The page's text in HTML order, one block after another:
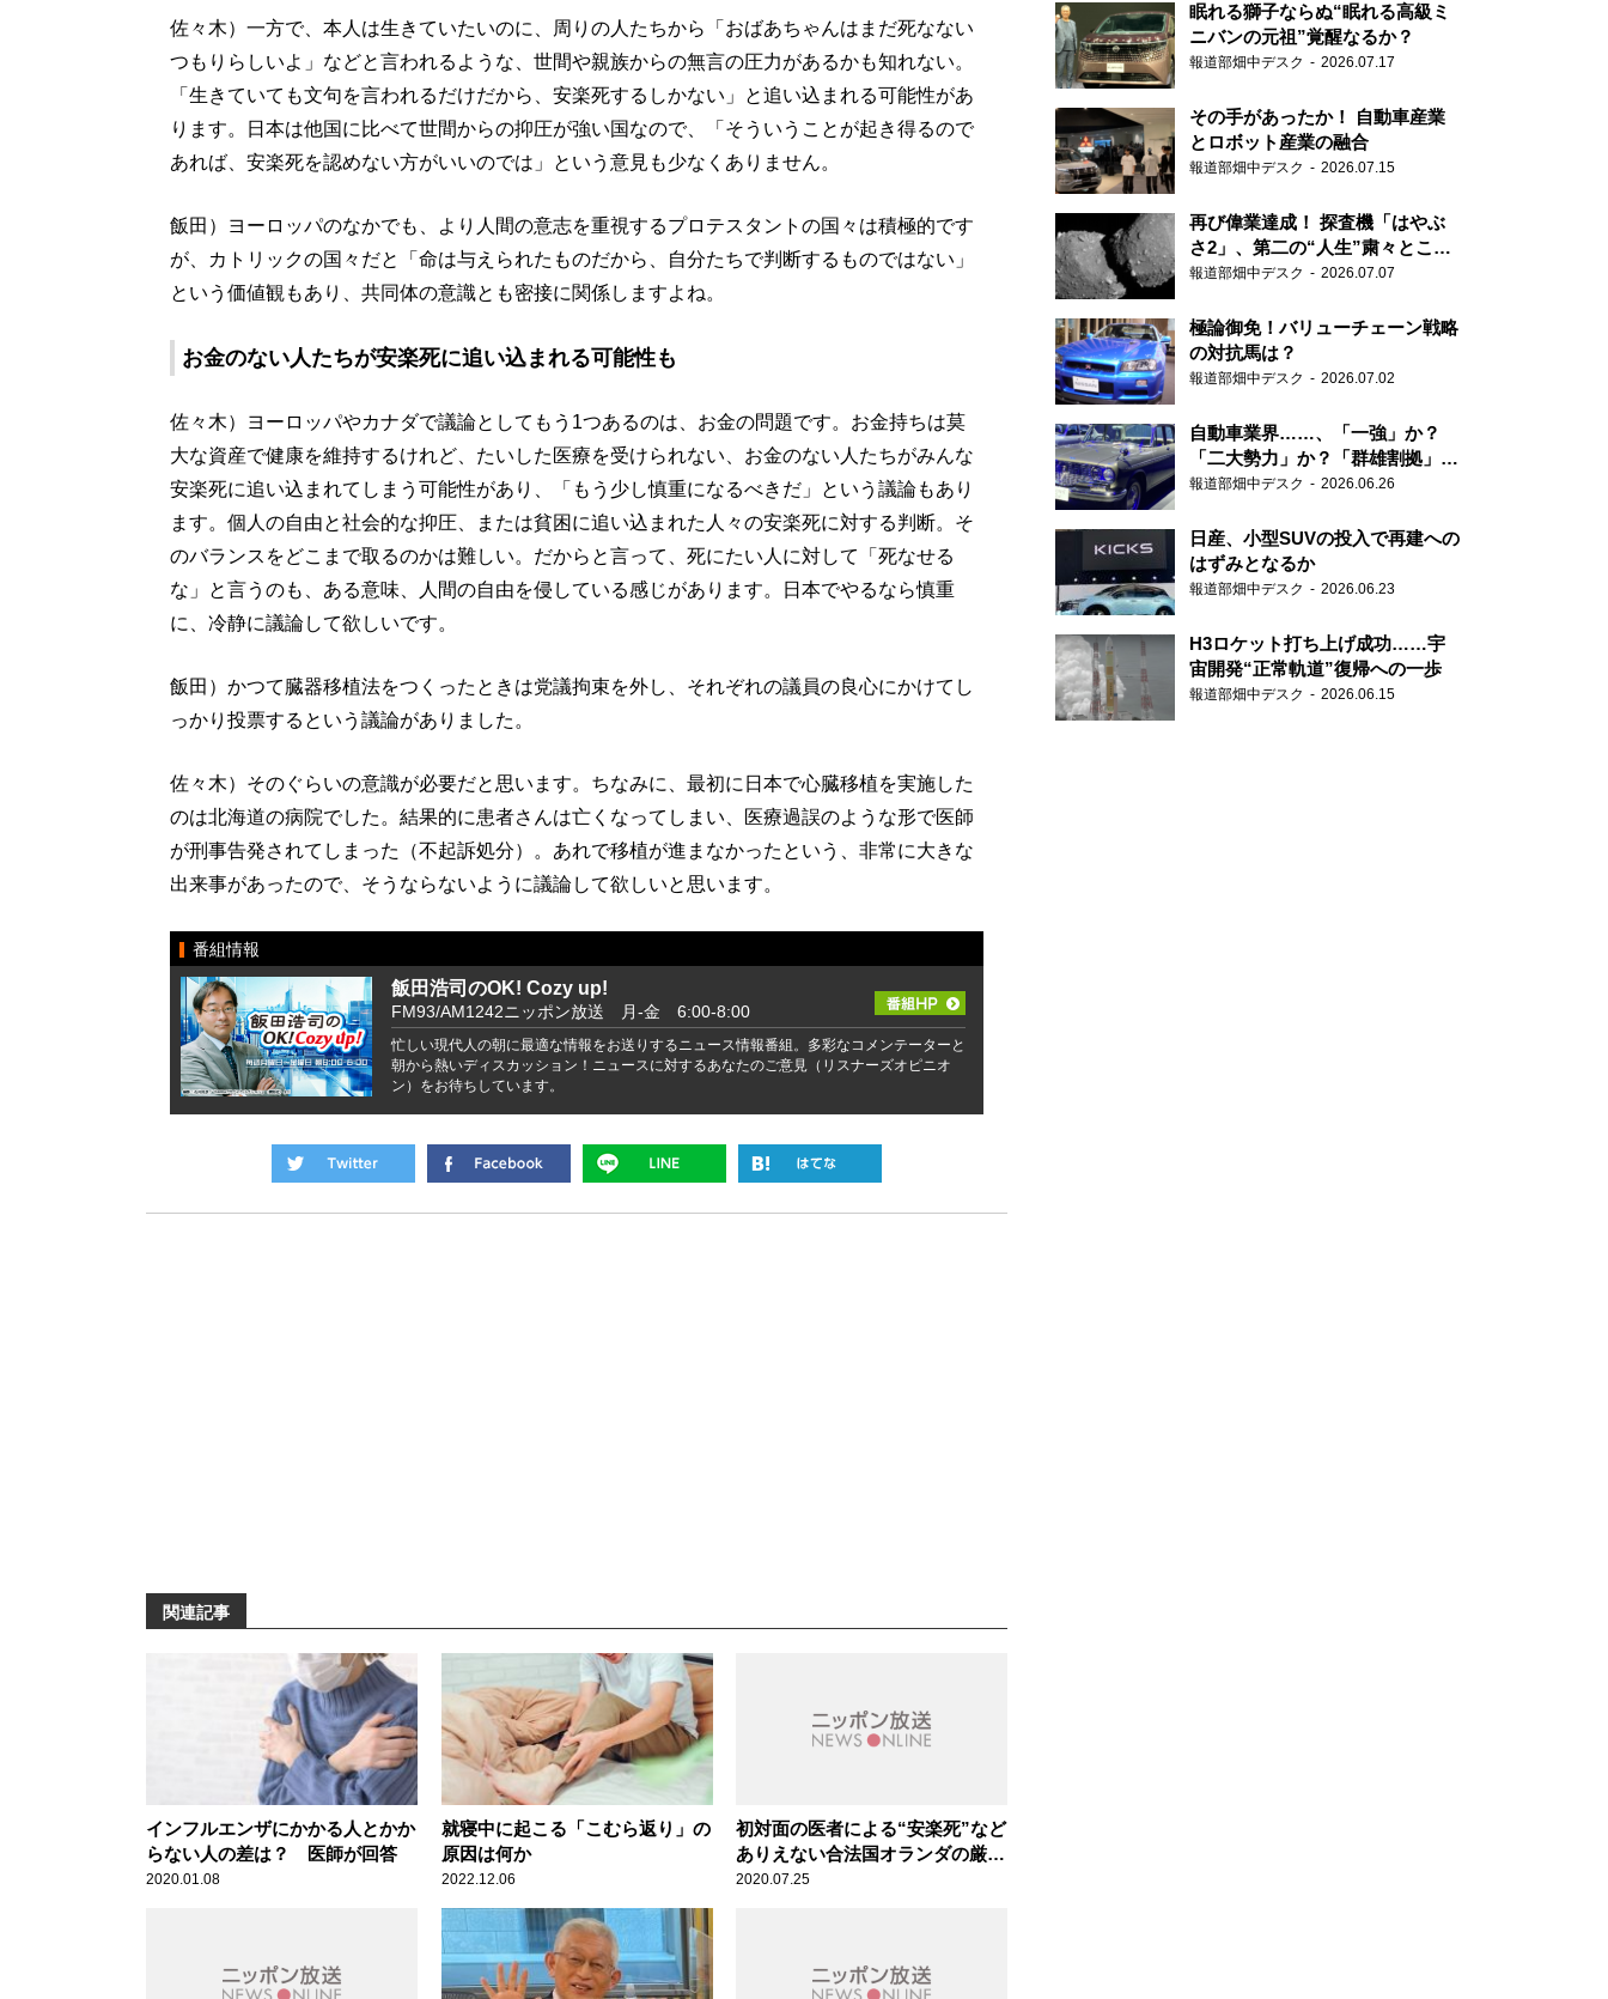
佐々木）一方で、本人は生きていたいのに、周りの人たちから「おばあちゃんはまだ死なない
つもりらしいよ」などと言われるような、世間や親族からの無言の圧力があるかも知れない。
「生きていても文句を言われるだけだから、安楽死するしかない」と追い込まれる可能性があ
ります。日本は他国に比べて世間からの抑圧が強い国なので、「そういうことが起き得るので
あれば、安楽死を認めない方がいいのでは」という意見も少なくありません。
飯田）ヨーロッパのなかでも、より人間の意志を重視するプロテスタントの国々は積極的です
が、カトリックの国々だと「命は与えられたものだから、自分たちで判断するものではない」
という価値観もあり、共同体の意識とも密接に関係しますよね。
お金のない人たちが安楽死に追い込まれる可能性も
佐々木）ヨーロッパやカナダで議論としてもう1つあるのは、お金の問題です。お金持ちは莫
大な資産で健康を維持するけれど、たいした医療を受けられない、お金のない人たちがみんな
安楽死に追い込まれてしまう可能性があり、「もう少し慎重になるべきだ」という議論もあり
ます。個人の自由と社会的な抑圧、または貧困に追い込まれた人々の安楽死に対する判断。そ
のバランスをどこまで取るのかは難しい。だからと言って、死にたい人に対して「死なせる
な」と言うのも、ある意味、人間の自由を侵している感じがあります。日本でやるなら慎重
に、冷静に議論して欲しいです。
飯田）かつて臓器移植法をつくったときは党議拘束を外し、それぞれの議員の良心にかけてし
っかり投票するという議論がありました。
佐々木）そのぐらいの意識が必要だと思います。ちなみに、最初に日本で心臓移植を実施した
のは北海道の病院でした。結果的に患者さんは亡くなってしまい、医療過誤のような形で医師
が刑事告発されてしまった（不起訴処分）。あれで移植が進まなかったという、非常に大きな
出来事があったので、そうならないように議論して欲しいと思います。
番組情報
飯田浩司のOK! Cozy up!
FM93/AM1242ニッポン放送 月-金 6:00-8:00
忙しい現代人の朝に最適な情報をお送りするニュース情報番組。多彩なコメンテーターと
朝から熱いディスカッション！ニュースに対するあなたのご意見（リスナーズオピニオ
ン）をお待ちしています。
関連記事
インフルエンザにかかる人とかか
らない人の差は？ 医師が回答
2020.01.08
就寝中に起こる「こむら返り」の
原因は何か
2022.12.06
初対面の医者による“安楽死”など
ありえない合法国オランダの厳格
な制度～ALS嘱託殺人医師2人逮
2020.07.25
眠れる獅子ならぬ“眠れる高級ミ
ニバンの元祖”覚醒なるか？
報道部畑中デスク 2026.07.17
その手があったか！ 自動車産業
とロボット産業の融合
報道部畑中デスク 2026.07.15
再び偉業達成！ 探査機「はやぶ
さ2」、第二の“人生”粛々とこな
す
報道部畑中デスク 2026.07.07
極論御免！バリューチェーン戦略
の対抗馬は？
報道部畑中デスク 2026.07.02
自動車業界……、「一強」か？
「二大勢力」か？「群雄割拠」
か？
報道部畑中デスク 2026.06.26
日産、小型SUVの投入で再建への
はずみとなるか
報道部畑中デスク 2026.06.23
H3ロケット打ち上げ成功……宇
宙開発“正常軌道”復帰への一歩
報道部畑中デスク 2026.06.15